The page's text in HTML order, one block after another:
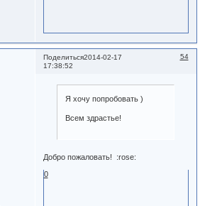
Поделиться 54
2014-02-17
17:38:52
Я хочу попробовать )
Всем здрастье!
Добро пожаловать! :rose:
0